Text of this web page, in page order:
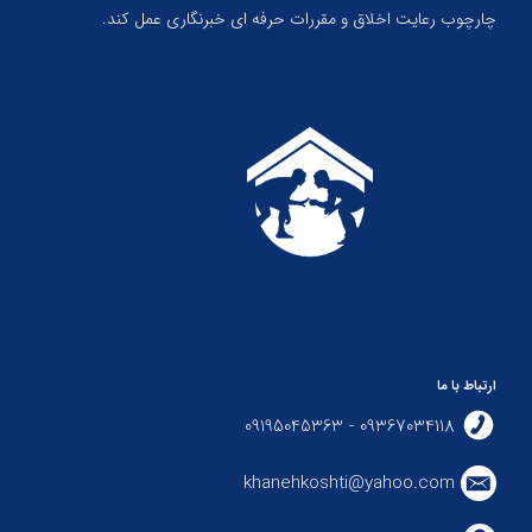
چارچوب رعایت اخلاق و مقررات حرفه ای خبرنگاری عمل کند.
ارتباط با ما
09367034118 - 09195045363
khanehkoshti@yahoo.com